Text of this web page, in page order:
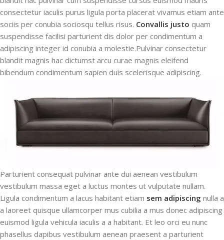
consectetur iaculis purus ligula porta placerat vivamus etiam ante
sociis per conubia sociosqu tellus risus. Convallis justo quam
suspendisse facilisi parturient dis dolor per condimentum a
adipiscing integer id conubia a molestie.Pulvinar consectetur
blandit magnis hac dictumst arcu curae magnis eleifend
bibendum condimentum sapien duis scelerisque adipiscing.
Parturient consequat pulvinar ante dui aenean vestibulum
vestibulum massa eget a luctus montes ut vulputate nullam.
Ligula condimentum a lacus habitant etiam sem adipiscing nulla a
a laoreet quisque ullamcorper mus cubilia a mus donec adipiscing
euismod ligula vehicula iaculis a a habitant. Et leo orci eu nunc
phasellus dapibus vestibulum aenean praesent a parturient